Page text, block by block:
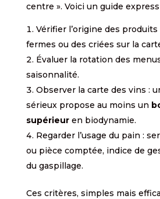
centre ». Voici un guide express
Vérifier l’origine des
fermes ou des criées sur la
Évaluer la rotation des
saisonnalité.
Observer la carte des vins :
sérieux propose au moins un
supérieuren biodynamie.
Regarder l’usage du pain :
ou pièce comptée, indice de
du gaspillage.
Ces critères, simples mais